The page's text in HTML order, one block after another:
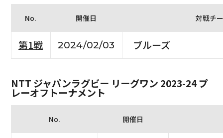
No. 開催日 対戦チ
第1戦 2024/02/03 ブルーズ
NTT ジャパンラグビー リーグワン 2023-24 プ
レーオフトーナメント
No. 開催日